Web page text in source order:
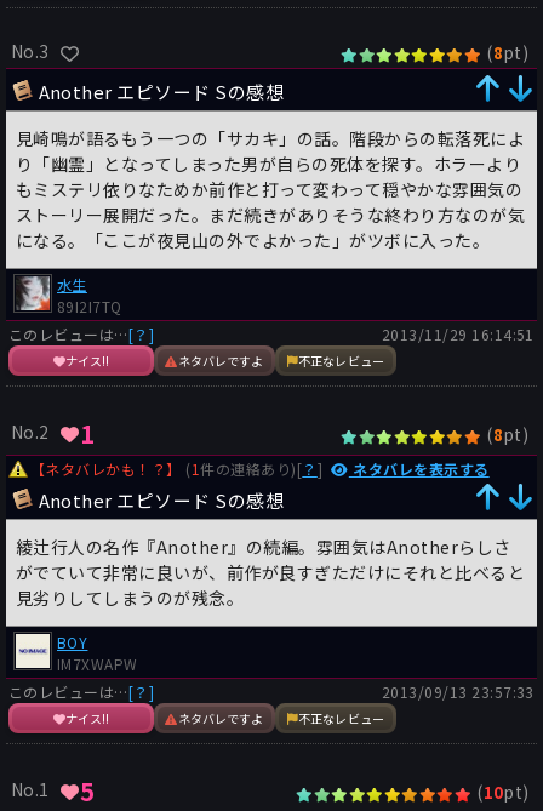
No.3 (8pt)
Another エピソード Sの感想
見崎鳴が語るもう一つの「サカキ」の話。階段からの転落死によ
り「幽霊」となってしまった男が自らの死体を探す。ホラーより
もミステリ依りなためか前作と打って変わって穏やかな雰囲気の
ストーリー展開だった。まだ続きがありそうな終わり方なのが気
になる。「ここが夜見山の外でよかった」がツボに入った。
水生
89I2I7TQ
このレビューは…[？]
ナイス!! ネタバレですよ 不正なレビュー
2013/11/29 16:14:51
No.2 1 (8pt)
【ネタバレかも！？】 (1件の連絡あり)[？ ] ネタバレを表示する
Another エピソード Sの感想
綾辻行人の名作『Another』の続編。雰囲気はAnotherらしさ
がでていて非常に良いが、前作が良すぎただけにそれと比べると
見劣りしてしまうのが残念。
BOY
IM7XWAPW
このレビューは…[？]
ナイス!! ネタバレですよ 不正なレビュー
2013/09/13 23:57:33
No.1 5 (10pt)